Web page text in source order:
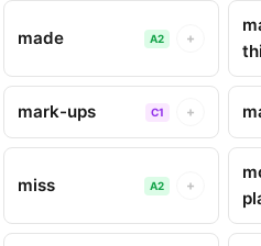
made A2 +
mark-ups C1 +
miss A2 +